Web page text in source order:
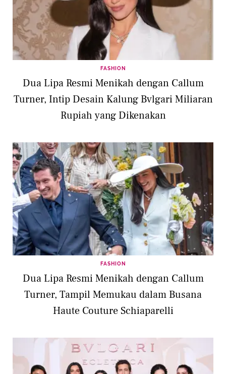
FASHION
Dua Lipa Resmi Menikah dengan Callum
Turner, Intip Desain Kalung Bvlgari Miliaran
Rupiah yang Dikenakan
FASHION
Dua Lipa Resmi Menikah dengan Callum
Turner, Tampil Memukau dalam Busana
Haute Couture Schiaparelli